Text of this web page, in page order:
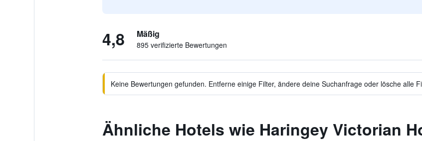
4,8 Mäßig
895 verifizierte Bewertungen
Keine Bewertungen gefunden. Entferne einige Filter, ändere deine Suchanfrage oder lösche alle
Ähnliche Hotels wie Haringey Victorian